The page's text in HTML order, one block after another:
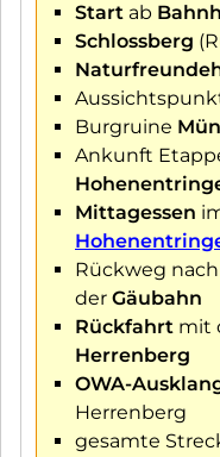
Start ab
Schlossberg
Burgruine
Ankunft
Mittagessen
Rückweg nach
der Gäubahn
Rückfahrt mit
Herrenberg
OWA-
Herrenberg
gesamte